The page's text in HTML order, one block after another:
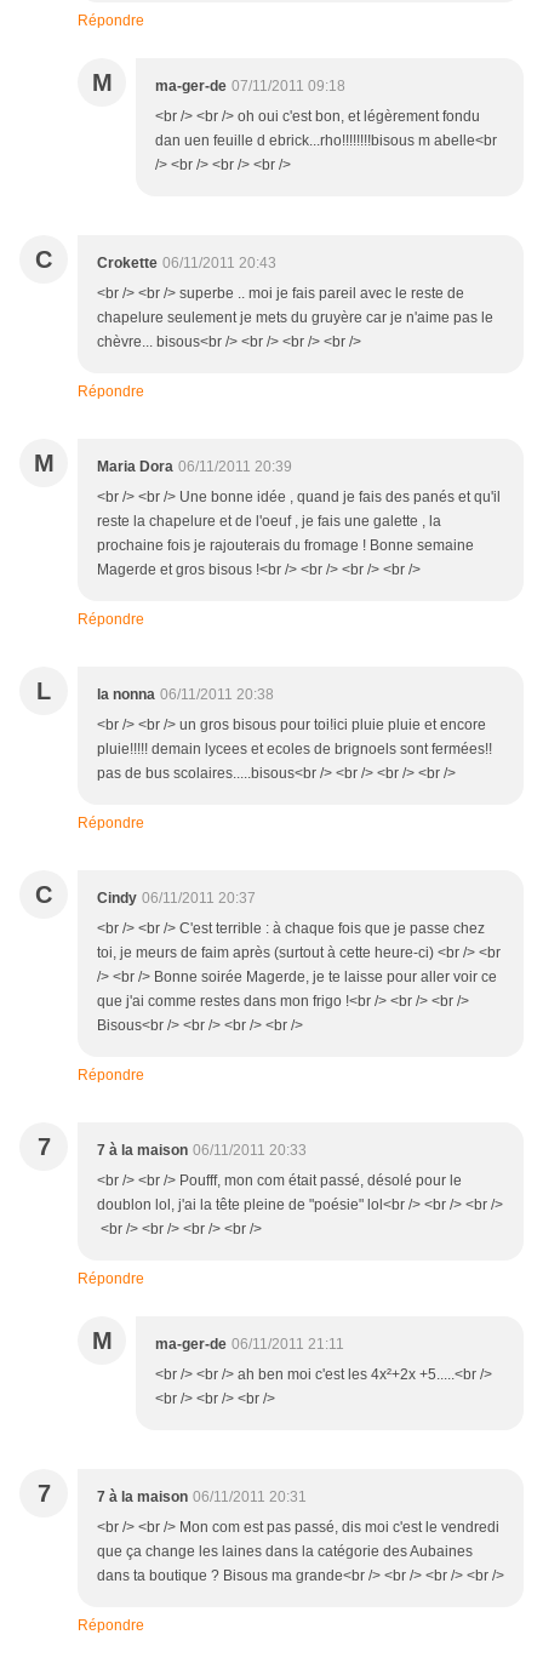
Répondre
M ma-ger-de 07/11/2011 09:18
<br /> <br /> oh oui c'est bon, et légèrement fondu
dan uen feuille d ebrick...rho!!!!!!!!bisous m abelle<br
/> <br /> <br /> <br />
C Crokette 06/11/2011 20:43
<br /> <br /> superbe .. moi je fais pareil avec le reste de
chapelure seulement je mets du gruyère car je n'aime pas le
chèvre... bisous<br /> <br /> <br /> <br />
Répondre
M Maria Dora 06/11/2011 20:39
<br /> <br /> Une bonne idée , quand je fais des panés et qu'il
reste la chapelure et de l'oeuf , je fais une galette , la
prochaine fois je rajouterais du fromage ! Bonne semaine
Magerde et gros bisous !<br /> <br /> <br /> <br />
Répondre
L la nonna 06/11/2011 20:38
<br /> <br /> un gros bisous pour toi!ici pluie pluie et encore
pluie!!!!! demain lycees et ecoles de brignoels sont fermées!!
pas de bus scolaires.....bisous<br /> <br /> <br /> <br />
Répondre
C Cindy 06/11/2011 20:37
<br /> <br /> C'est terrible : à chaque fois que je passe chez
toi, je meurs de faim après (surtout à cette heure-ci) <br /> <br
/> <br /> Bonne soirée Magerde, je te laisse pour aller voir ce
que j'ai comme restes dans mon frigo !<br /> <br /> <br />
Bisous<br /> <br /> <br /> <br />
Répondre
7 7 à la maison 06/11/2011 20:33
<br /> <br /> Poufff, mon com était passé, désolé pour le
doublon lol, j'ai la tête pleine de "poésie" lol<br /> <br /> <br />
<br /> <br /> <br /> <br />
Répondre
M ma-ger-de 06/11/2011 21:11
<br /> <br /> ah ben moi c'est les 4x²+2x +5.....<br />
<br /> <br /> <br />
7 7 à la maison 06/11/2011 20:31
<br /> <br /> Mon com est pas passé, dis moi c'est le vendredi
que ça change les laines dans la catégorie des Aubaines
dans ta boutique ? Bisous ma grande<br /> <br /> <br /> <br />
Répondre